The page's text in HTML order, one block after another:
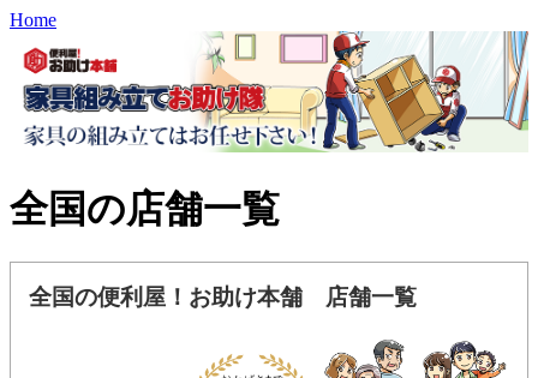
Home
全国の店舗一覧
全国の便利屋！お助け本舗 店舗一覧